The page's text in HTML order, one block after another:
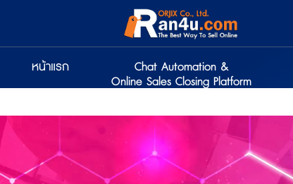
หน้าแรก
Chat Automation &
Online Sales Closing Platform